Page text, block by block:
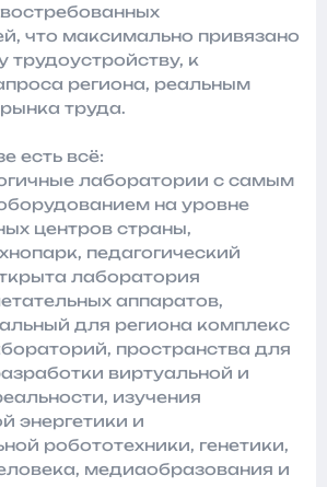
что максимально привязано
трудоустройству, к
региона, реальным
труда.
есть всё:
лаборатории с самым
на уровне
центров страны,
педагогический
лаборатория
аппаратов,
для региона комплекс
пространства для
виртуальной и
изучения
энергетики и
робототехники, генетики,
медиаобразования и